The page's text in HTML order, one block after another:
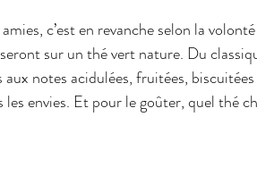
c’est en revanche selon la
sur un thé vert nature. Du
notes acidulées, fruitées,
envies. Et pour le goûter, quel thé